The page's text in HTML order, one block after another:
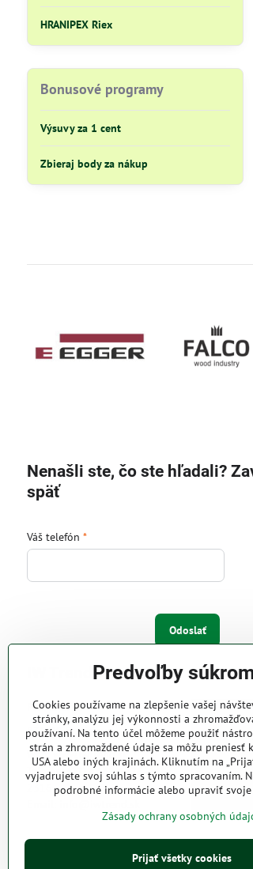
HRANIPEX Riex
Bonusové programy
Výsuvy za 1 cent
Zbieraj body za nákup
Nenašli ste, čo ste hľadali?
späť
Váš telefón *
Odoslať
IW Trend s.r.o.
Pri Majeri 6
831 06 Bratislava
Web: www.iwtrend.sk
Telefón: (02) 4488 4826, 4487
Predvoľby
Cookies používame na zlepšenie vašej
stránky, analýzu jej výkonnosti a
používaní. Na tento účel môžeme použiť
strán a zhromaždené údaje sa môžu preniesť
USA alebo iných krajinách. Kliknutím na
vyjadrujete svoj súhlas s týmto spracovaním.
podrobné informácie alebo upraviť svoje
Zásady ochrany osobných
Prijať všetky cookies